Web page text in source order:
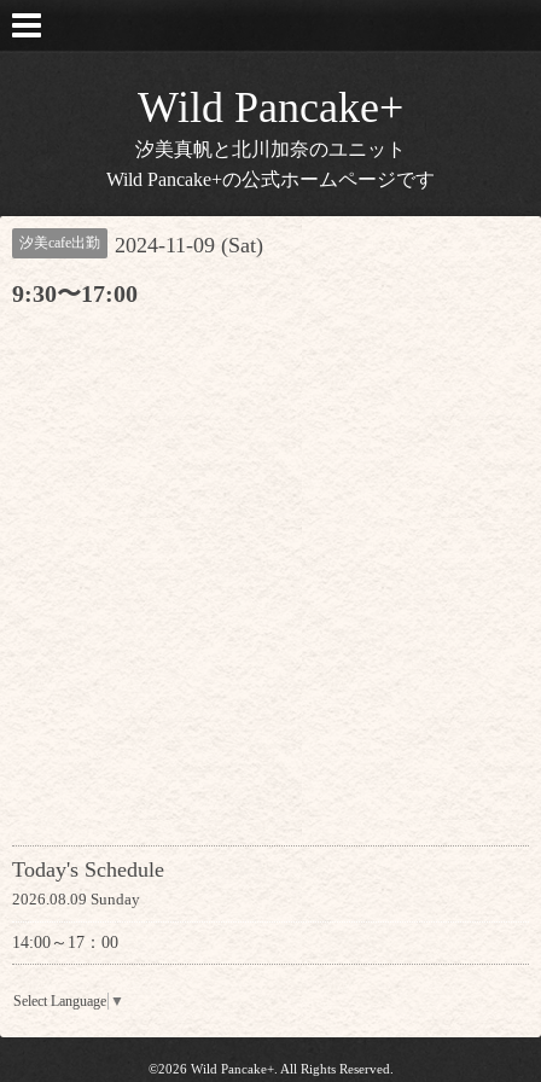
Wild Pancake+
汐美真帆と北川加奈のユニット
Wild Pancake+の公式ホームページです
汐美cafe出勤 2024-11-09 (Sat)
9:30〜17:00
Today's Schedule
2026.08.09 Sunday
14:00～17：00
Select Language ▼
©2026 Wild Pancake+. All Rights Reserved.